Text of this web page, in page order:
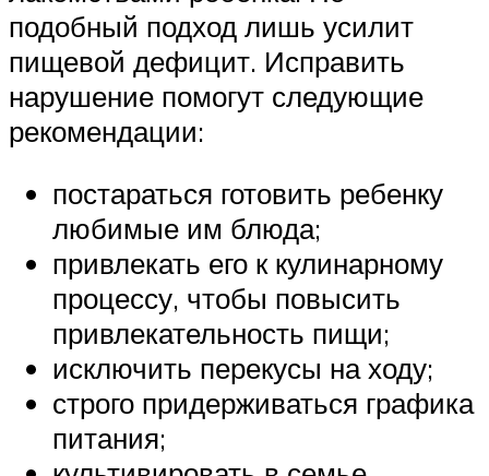
подобный подход лишь усилит
пищевой дефицит. Исправить
нарушение помогут следующие
рекомендации:
постараться готовить ребенку
любимые им блюда;
привлекать его к кулинарному
процессу, чтобы повысить
привлекательность пищи;
исключить перекусы на ходу;
строго придерживаться графика
питания;